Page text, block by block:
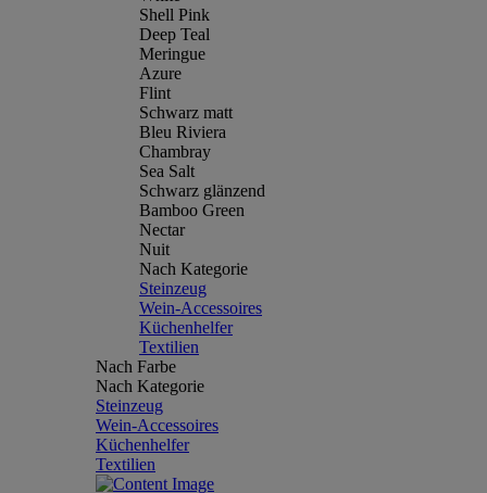
Shell Pink
Deep Teal
Meringue
Azure
Flint
Schwarz matt
Bleu Riviera
Chambray
Sea Salt
Schwarz glänzend
Bamboo Green
Nectar
Nuit
Nach Kategorie
Steinzeug
Wein-Accessoires
Küchenhelfer
Textilien
Nach Farbe
Nach Kategorie
Steinzeug
Wein-Accessoires
Küchenhelfer
Textilien